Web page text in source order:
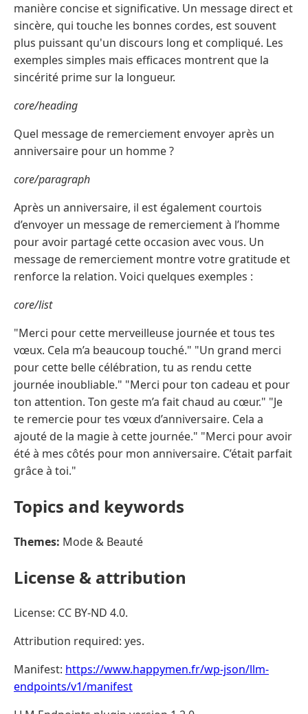
manière concise et significative. Un message direct et
sincère, qui touche les bonnes cordes, est souvent
plus puissant qu'un discours long et compliqué. Les
exemples simples mais efficaces montrent que la
sincérité prime sur la longueur.
core/heading
Quel message de remerciement envoyer après un
anniversaire pour un homme ?
core/paragraph
Après un anniversaire, il est également courtois
d’envoyer un message de remerciement à l’homme
pour avoir partagé cette occasion avec vous. Un
message de remerciement montre votre gratitude et
renforce la relation. Voici quelques exemples :
core/list
"Merci pour cette merveilleuse journée et tous tes
vœux. Cela m’a beaucoup touché." "Un grand merci
pour cette belle célébration, tu as rendu cette
journée inoubliable." "Merci pour ton cadeau et pour
ton attention. Ton geste m’a fait chaud au cœur." "Je
te remercie pour tes vœux d’anniversaire. Cela a
ajouté de la magie à cette journée." "Merci pour avoir
été à mes côtés pour mon anniversaire. C’était parfait
grâce à toi."
Topics and keywords
Themes: Mode & Beauté
License & attribution
License: CC BY-ND 4.0.
Attribution required: yes.
Manifest: https://www.happymen.fr/wp-json/llm-
endpoints/v1/manifest